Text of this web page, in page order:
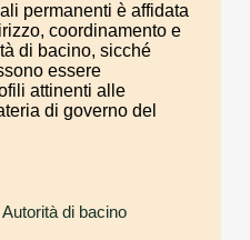
permanenti è affidata
coordinamento e
di bacino, sicché
essere
attinenti alle
di governo del
Autorità di bacino